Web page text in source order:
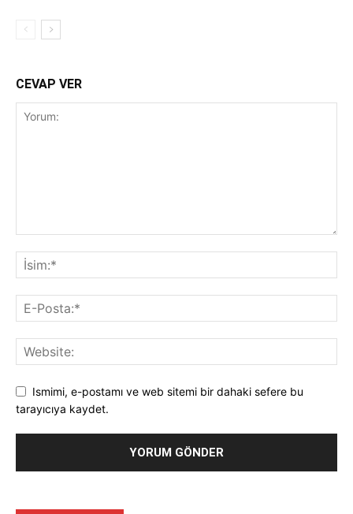
CEVAP VER
Ismimi, e-postamı ve web sitemi bir dahaki sefere bu
tarayıcıya kaydet.